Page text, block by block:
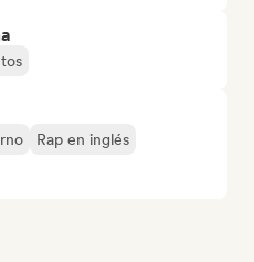
Rap en inglés